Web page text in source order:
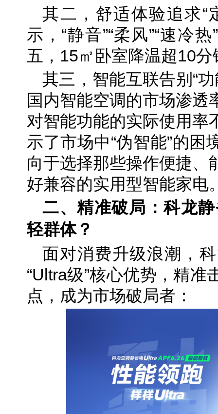
其二，舒适体验追求“
示，“静音”“柔风”“速冷
五，15㎡卧室降温超10
其三，智能互联告别“
国内智能空调的市场渗透
对智能功能的实际使用率
示了市场中“伪智能”的困
向于选择那些操作便捷、
好兼容的实用型智能家电
二、精准破局：科龙
轻群体？
面对消费升级浪潮，
“Ultra级”核心优势，精准
点，成为市场破局者：